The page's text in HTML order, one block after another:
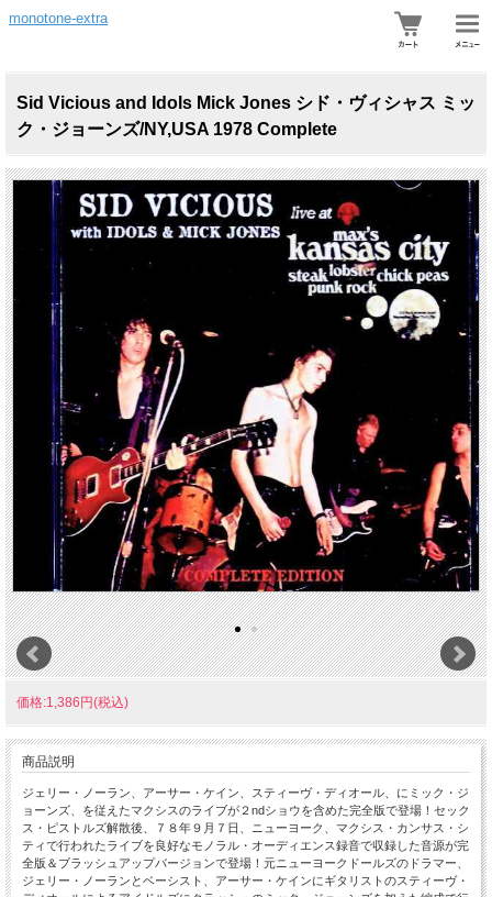
monotone-extra
Sid Vicious and Idols Mick Jones シド・ヴィシャス ミッ
ク・ジョーンズ/NY,USA 1978 Complete
価格:1,386円(税込)
商品説明
ジェリー・ノーラン、アーサー・ケイン、スティーヴ・ディオール、にミック・ジ
ョーンズ、を従えたマクシスのライブが２ndショウを含めた完全版で登場！セック
ス・ピストルズ解散後、７８年９月７日、ニューヨーク、マクシス・カンサス・シ
ティで行われたライブを良好なモノラル・オーディエンス録音で収録した音源が完
全版＆ブラッシュアップバージョンで登場！元ニューヨークドールズのドラマー、
ジェリー・ノーランとベーシスト、アーサー・ケインにギタリストのスティーヴ・